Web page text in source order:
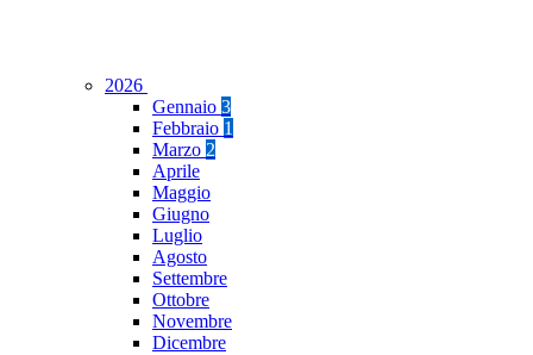
2026
Gennaio 3
Febbraio 1
Marzo 2
Aprile
Maggio
Giugno
Luglio
Agosto
Settembre
Ottobre
Novembre
Dicembre